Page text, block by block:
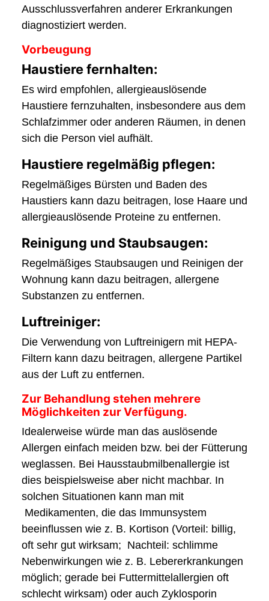
Ausschlussverfahren anderer Erkrankungen
diagnostiziert werden.
Vorbeugung
Haustiere fernhalten:
Es wird empfohlen, allergieauslösende
Haustiere fernzuhalten, insbesondere aus dem
Schlafzimmer oder anderen Räumen, in denen
sich die Person viel aufhält.
Haustiere regelmäßig pflegen:
Regelmäßiges Bürsten und Baden des
Haustiers kann dazu beitragen, lose Haare und
allergieauslösende Proteine zu entfernen.
Reinigung und Staubsaugen:
Regelmäßiges Staubsaugen und Reinigen der
Wohnung kann dazu beitragen, allergene
Substanzen zu entfernen.
Luftreiniger:
Die Verwendung von Luftreinigern mit HEPA-
Filtern kann dazu beitragen, allergene Partikel
aus der Luft zu entfernen.
Zur Behandlung stehen mehrere
Möglichkeiten zur Verfügung.
Idealerweise würde man das auslösende
Allergen einfach meiden bzw. bei der Fütterung
weglassen. Bei Hausstaubmilbenallergie ist
dies beispielsweise aber nicht machbar. In
solchen Situationen kann man mit
Medikamenten, die das Immunsystem
beeinflussen wie z. B. Kortison (Vorteil: billig,
oft sehr gut wirksam; Nachteil: schlimme
Nebenwirkungen wie z. B. Lebererkrankungen
möglich; gerade bei Futtermittelallergien oft
schlecht wirksam) oder auch Zyklosporin